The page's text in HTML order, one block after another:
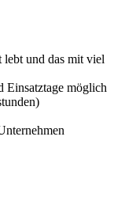
lebt und das mit viel
Einsatztage möglich